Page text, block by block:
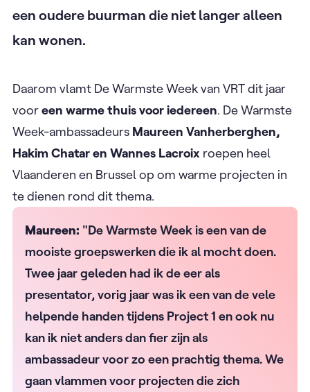
een oudere buurman die niet langer alleen
kan wonen.
Daarom vlamt De Warmste Week van VRT dit jaar
vooreen warme thuis voor iedereen. De Warmste
Week-ambassadeurs Maureen Vanherberghen,
Hakim Chatar en Wannes Lacroix roepen heel
Vlaanderen en Brussel op om warme projecten in
te dienen rond dit thema.
Maureen: "De Warmste Week is een van de
mooiste groepswerken die ik al mocht doen.
Twee jaar geleden had ik de eer als
presentator, vorig jaar was ik een van de vele
helpende handen tijdens Project 1 en ook nu
kan ik niet anders dan fier zijn als
ambassadeur voor zo een prachtig thema. We
gaan vlammen voor projecten die zich